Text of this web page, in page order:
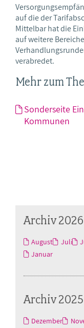
auf die der
Mittelbar hat die
auf weitere
verabredet.
Mehr zum
Sonderseite
Kommunen
Archiv 2026
August Juli
Januar
Archiv 2025
Dezember